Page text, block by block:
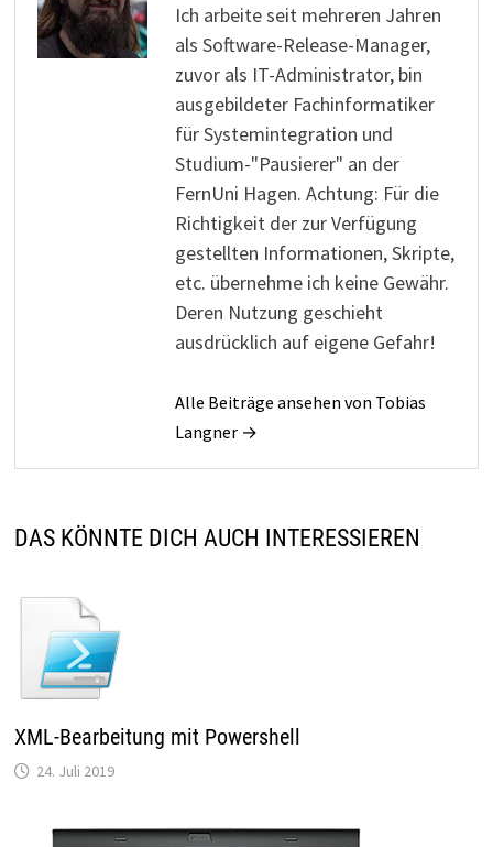
Ich arbeite seit mehreren Jahren
als Software-Release-Manager,
zuvor als IT-Administrator, bin
ausgebildeter Fachinformatiker
für Systemintegration und
Studium-"Pausierer" an der
FernUni Hagen. Achtung: Für die
Richtigkeit der zur Verfügung
gestellten Informationen, Skripte,
etc. übernehme ich keine Gewähr.
Deren Nutzung geschieht
ausdrücklich auf eigene Gefahr!
Alle Beiträge ansehen von Tobias
Langner →
DAS KÖNNTE DICH AUCH INTERESSIEREN
XML-Bearbeitung mit Powershell
24. Juli 2019